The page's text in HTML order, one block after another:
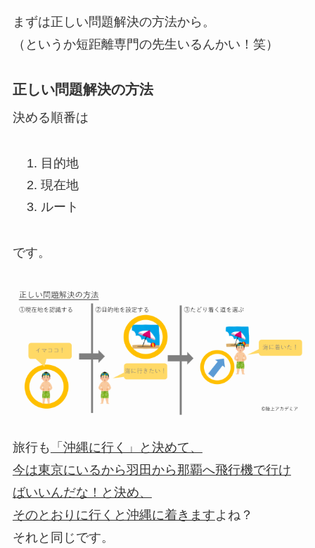
まずは正しい問題解決の方法から。
（というか短距離専門の先生いるんかい！笑）
正しい問題解決の方法
決める順番は
目的地
現在地
ルート
です。
旅行も
「沖縄に行く」と決めて、
今は東京にいるから羽田から那覇へ飛行機で行け
ばいいんだな！と決め、
そのとおりに行くと沖縄に着きますよね？
それと同じです。